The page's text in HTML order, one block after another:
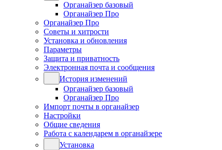
Органайзер базовый
Органайзер Про
Органайзер Про
Советы и хитрости
Установка и обновления
Параметры
Защита и приватность
Электронная почта и сообщения
История изменений
Органайзер базовый
Органайзер Про
Импорт почты в органайзер
Настройки
Общие сведения
Работа с календарем в органайзере
Установка